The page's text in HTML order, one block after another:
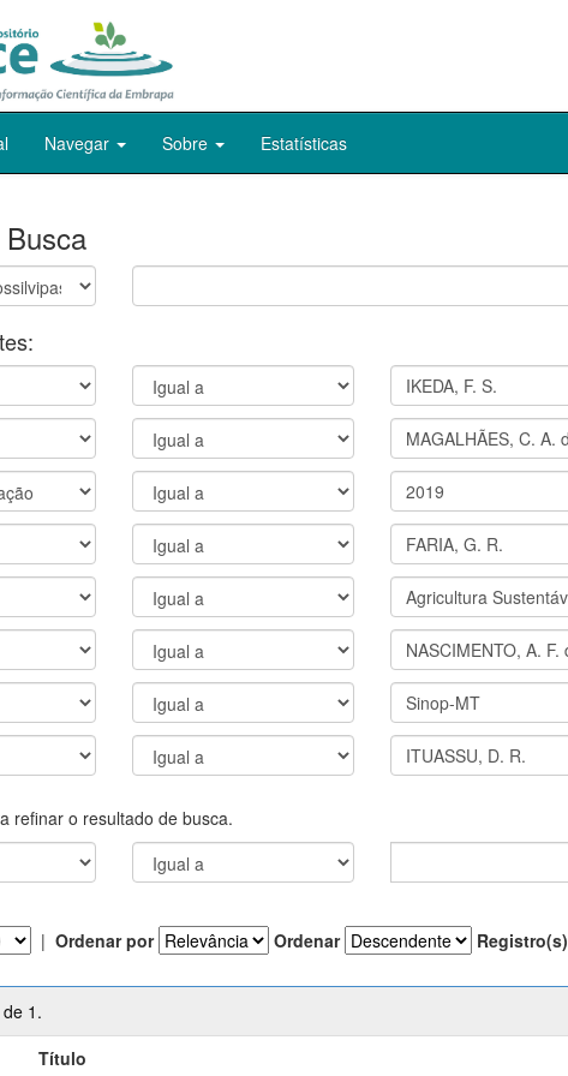
Navegar Sobre Estatísticas
refinar o resultado de busca.
| Ordenar por Ordenar Registro(s)
1.
Título